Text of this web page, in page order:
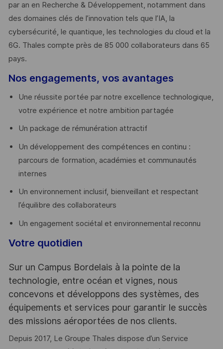
par an en Recherche & Développement, notamment dans
des domaines clés de l’innovation tels que l’IA, la
cybersécurité, le quantique, les technologies du cloud et la
6G. Thales compte près de 85 000 collaborateurs dans 65
pays. ​
Nos engagements, vos avantages
Une réussite portée par notre excellence technologique,
votre expérience et notre ambition partagée
Un package de rémunération attractif
Un développement des compétences en continu :
parcours de formation, académies et communautés
internes
Un environnement inclusif, bienveillant et respectant
l’équilibre des collaborateurs
Un engagement sociétal et environnemental reconnu
Votre quotidien
Sur un Campus Bordelais à la pointe de la
technologie, entre océan et vignes, nous
concevons et développons des systèmes, des
équipements et services pour garantir le succès
des missions aéroportées de nos clients.
Depuis 2017, Le Groupe Thales dispose d’un Service